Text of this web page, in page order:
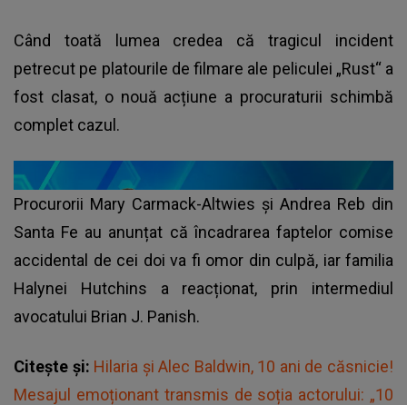
Când toată lumea credea că tragicul incident
petrecut pe platourile de filmare ale peliculei „Rust“ a
fost clasat, o nouă acțiune a procuraturii schimbă
complet cazul.
Procurorii Mary Carmack-Altwies și Andrea Reb din
Santa Fe au anunțat că încadrarea faptelor comise
accidental de cei doi va fi omor din culpă, iar familia
Halynei Hutchins a reacționat, prin intermediul
avocatului Brian J. Panish.
Citește și: Hilaria şi Alec Baldwin, 10 ani de căsnicie!
Mesajul emoționant transmis de soția actorului: „10